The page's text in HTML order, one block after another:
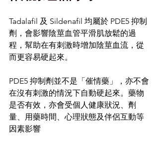
Tadalafil 及 Sildenafil 均屬於 PDE5 抑制
劑，會影響陰莖血管平滑肌放鬆的過
程，幫助在有刺激時增加陰莖血流，從
而更容易硬起來。
PDE5 抑制劑並不是「催情藥」，亦不會
在沒有刺激的情況下自動硬起來。藥物
是否有效，亦會受個人健康狀況、劑
量、用藥時間、心理狀態及伴侶互動等
因素影響